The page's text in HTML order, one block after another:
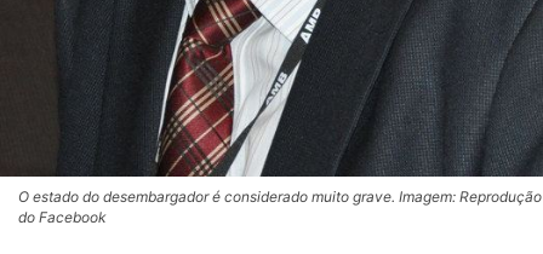
O estado do desembargador é considerado muito grave. Imagem: Reprodução
do Facebook